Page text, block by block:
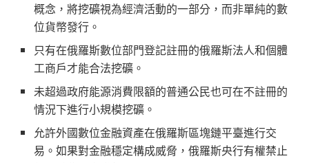
概念，將挖礦視為經濟活動的一部分，而非單純的數
位貨幣發行。
只有在俄羅斯數位部門登記註冊的俄羅斯法人和個體
工商戶才能合法挖礦。
未超過政府能源消費限額的普通公民也可在不註冊的
情況下進行小規模挖礦。
允許外國數位金融資產在俄羅斯區塊鏈平臺進行交
易。如果對金融穩定構成威脅，俄羅斯央行有權禁止